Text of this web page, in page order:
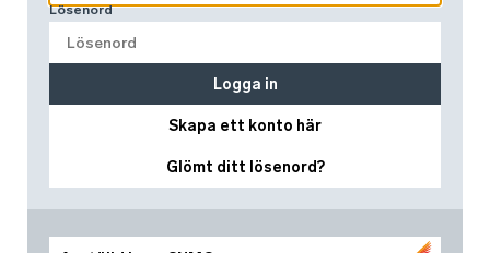
Lösenord
Skapa ett konto här
Glömt ditt lösenord?
Logga in